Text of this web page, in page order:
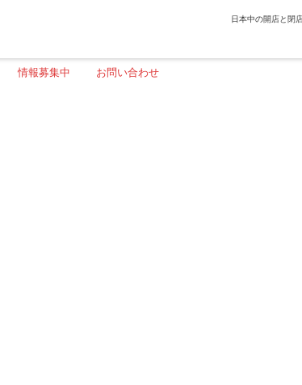
日本中の開店と閉
情報募集中 お問い合わせ